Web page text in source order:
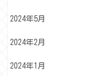
2024年5月
2024年2月
2024年1月